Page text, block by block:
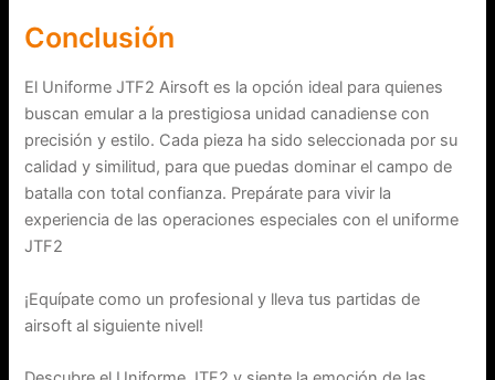
Conclusión
El Uniforme JTF2 Airsoft es la opción ideal para quienes
buscan emular a la prestigiosa unidad canadiense con
precisión y estilo. Cada pieza ha sido seleccionada por su
calidad y similitud, para que puedas dominar el campo de
batalla con total confianza. Prepárate para vivir la
experiencia de las operaciones especiales con el uniforme
JTF2
¡Equípate como un profesional y lleva tus partidas de
airsoft al siguiente nivel!